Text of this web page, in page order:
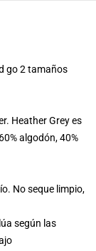
go 2 tamaños
Heather Grey es
algodón, 40%
No seque limpio,
según las